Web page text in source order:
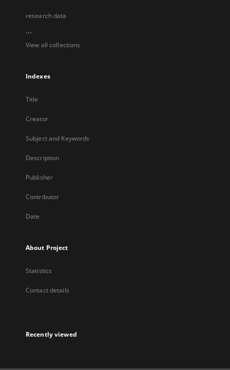
research data
...
View all collections
Indexes
Title
Creator
Subject and Keywords
Description
Publisher
Contributor
Date
About Project
Statistics
Contact details
Recently viewed